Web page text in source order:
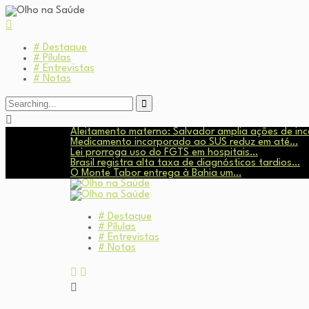
# Destaque
# Pílulas
# Entrevistas
# Notas
Search
for:
Aleitamento materno: Salvador amplia ações de
Medicamento incorporado ao SUS reduz em até…
Lei prorroga uso do FGTS em hospitais…
Brasil registra alta taxa de diagnósticos tardios…
O Monte Tabor entrega à Bahia um…
# Destaque
# Pílulas
# Entrevistas
# Notas